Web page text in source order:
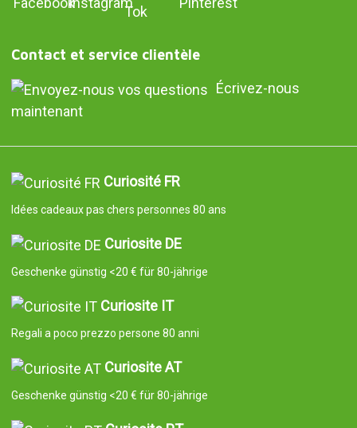
Contact et service clientèle
Écrivez-nous
maintenant
Curiosité FR
Idées cadeaux pas chers personnes 80 ans
Curiosite DE
Geschenke günstig <20 € für 80-jährige
Curiosite IT
Regali a poco prezzo persone 80 anni
Curiosite AT
Geschenke günstig <20 € für 80-jährige